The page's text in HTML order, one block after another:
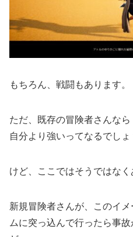
もちろん、戦闘もあります。
ただ、既存の冒険者さんなら
自分より強いってなるでしょ
けど、ここではそうではな
新規冒険者さんが、このイ
ムに突っ込んで行ったら事